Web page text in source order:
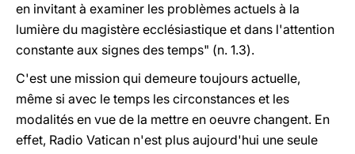
en invitant à examiner les problèmes actuels à la
lumière du magistère ecclésiastique et dans l'attention
constante aux signes des temps" (n. 1.3).
C'est une mission qui demeure toujours actuelle,
même si avec le temps les circonstances et les
modalités en vue de la mettre en oeuvre changent. En
effet, Radio Vatican n'est plus aujourd'hui une seule